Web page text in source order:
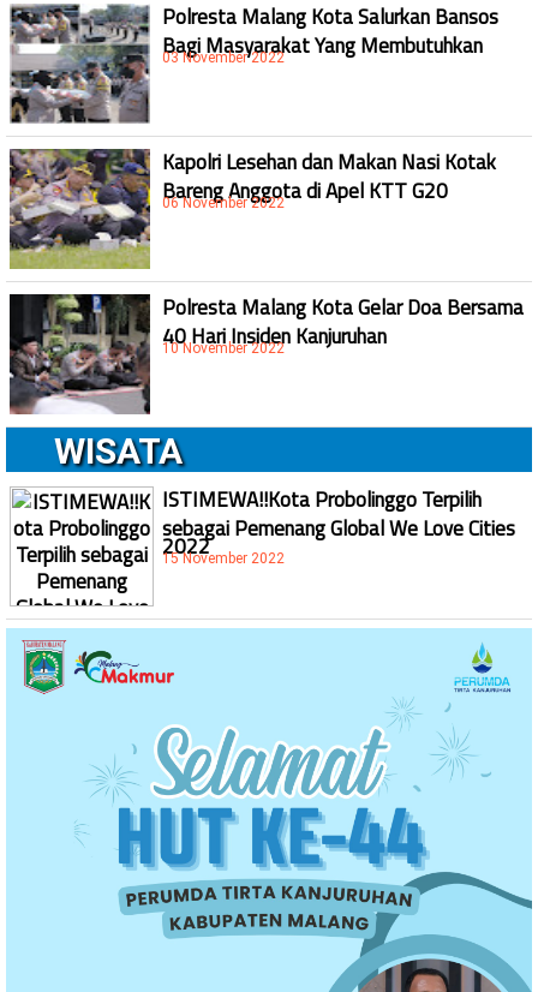
Polresta Malang Kota Salurkan Bansos
Bagi Masyarakat Yang Membutuhkan
03 November 2022
Kapolri Lesehan dan Makan Nasi Kotak
Bareng Anggota di Apel KTT G20
06 November 2022
Polresta Malang Kota Gelar Doa Bersama
40 Hari Insiden Kanjuruhan
10 November 2022
WISATA
ISTIMEWA!!Kota Probolinggo Terpilih
sebagai Pemenang Global We Love Cities
2022
15 November 2022